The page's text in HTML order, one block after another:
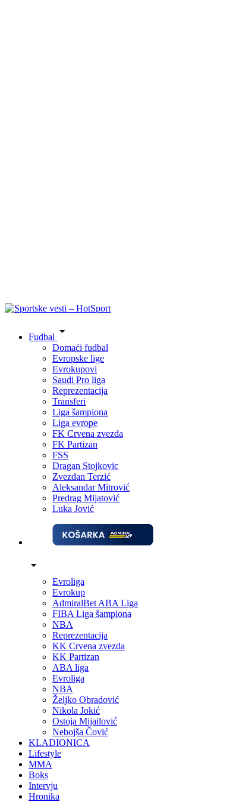
Fudbal
Domaći fudbal
Evropske lige
Evrokupovi
Saudi Pro liga
Reprezentacija
Transferi
Liga šampiona
Liga evrope
FK Crvena zvezda
FK Partizan
FSS
Dragan Stojkovic
Zvezdan Terzić
Aleksandar Mitrović
Predrag Mijatović
Luka Jović
Evroliga
Evrokup
AdmiralBet ABA Liga
FIBA Liga šampiona
NBA
Reprezentacija
KK Crvena zvezda
KK Partizan
ABA liga
Evroliga
NBA
Željko Obradović
Nikola Jokić
Ostoja Mijailović
Nebojša Čović
KLADIONICA
Lifestyle
MMA
Boks
Intervju
Hronika